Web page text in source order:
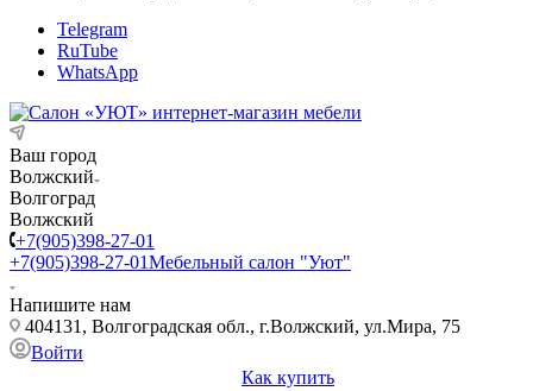
Telegram
RuTube
WhatsApp
Ваш город
Волжский
Волгоград
Волжский
+7(905)398-27-01
+7(905)398-27-01Мебельный салон "Уют"
Напишите нам
404131, Волгоградская обл., г.Волжский, ул.Мира, 75
Войти
Как купить